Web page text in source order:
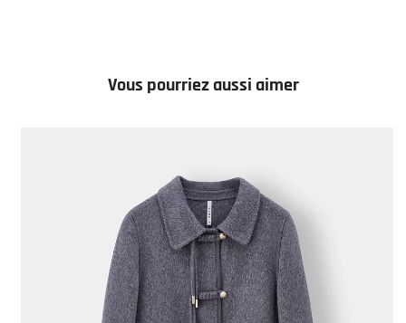
Vous pourriez aussi aimer